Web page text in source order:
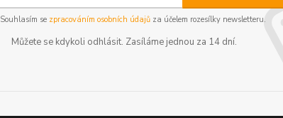
Souhlasím se zpracováním osobních údajůza účelem rozesílky newsletteru.
Můžete se kdykoli odhlásit. Zasíláme jednou za 14 dní.